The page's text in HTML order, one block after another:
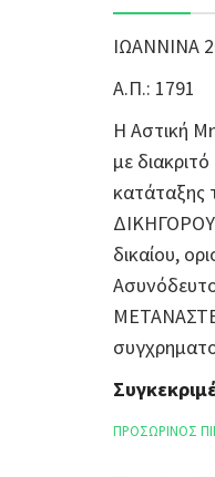
ΙΩΑΝΝΙΝΑ
Α.Π.: 1791
Η Αστική
με
δικαίου,
ΠΡΟΣΩΡΙΝΟΣ